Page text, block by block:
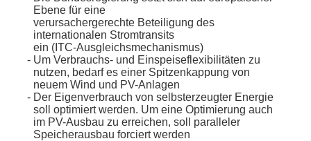
Ebene für eine
verursachergerechte Beteiligung des
internationalen Stromtransits
ein (ITC-Ausgleichsmechanismus)
Um Verbrauchs- und Einspeiseflexibilitäten zu
nutzen, bedarf es einer Spitzenkappung von
neuem Wind und PV-Anlagen
Der Eigenverbrauch von selbsterzeugter Energie
soll optimiertwerden. Um eine Optimierung auch
im PV-Ausbau zu erreichen, soll paralleler
Speicherausbau forciert werden